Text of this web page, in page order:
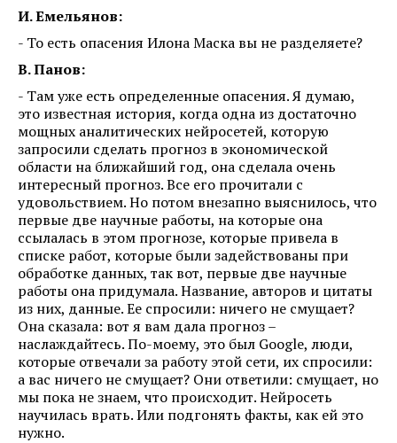
И. Емельянов:
- То есть опасения Илона Маска вы не разделяете?
В. Панов:
- Там уже есть определенные опасения. Я думаю,
это известная история, когда одна из достаточно
мощных аналитических нейросетей, которую
запросили сделать прогноз в экономической
области на ближайший год, она сделала очень
интересный прогноз. Все его прочитали с
удовольствием. Но потом внезапно выяснилось, что
первые две научные работы, на которые она
ссылалась в этом прогнозе, которые привела в
списке работ, которые были задействованы при
обработке данных, так вот, первые две научные
работы она придумала. Название, авторов и цитаты
из них, данные. Ее спросили: ничего не смущает?
Она сказала: вот я вам дала прогноз –
наслаждайтесь. По-моему, это был Google, люди,
которые отвечали за работу этой сети, их спросили:
а вас ничего не смущает? Они ответили: смущает, но
мы пока не знаем, что происходит. Нейросеть
научилась врать. Или подгонять факты, как ей это
нужно.